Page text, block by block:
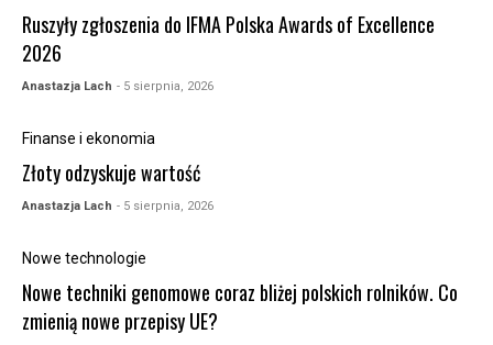
Ruszyły zgłoszenia do IFMA Polska Awards of Excellence
2026
Anastazja Lach - 5 sierpnia, 2026
Finanse i ekonomia
Złoty odzyskuje wartość
Anastazja Lach - 5 sierpnia, 2026
Nowe technologie
Nowe techniki genomowe coraz bliżej polskich rolników. Co
zmienią nowe przepisy UE?